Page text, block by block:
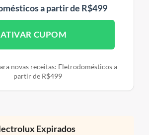
a partir de R$499
ATIVAR CUPOM
novas receitas: Eletrodomésticos a
partir de R$499
Expirados